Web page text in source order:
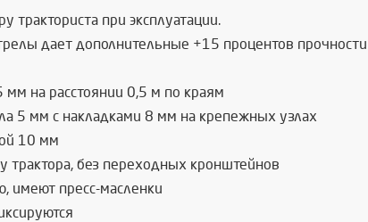
тракториста при эксплуатации.
дает дополнительные +15 процентов
мм на расстоянии 0,5 м по краям
5 мм с накладками 8 мм на крепежных узлах
10 мм
трактора, без переходных кронштейнов
имеют пресс-масленки